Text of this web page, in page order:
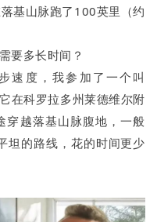
基山脉跑了100英里（约
要多长时间？
速度，我参加了一个叫
在科罗拉多州莱德维尔附
穿越落基山脉腹地，一般
坦的路线，花的时间更少